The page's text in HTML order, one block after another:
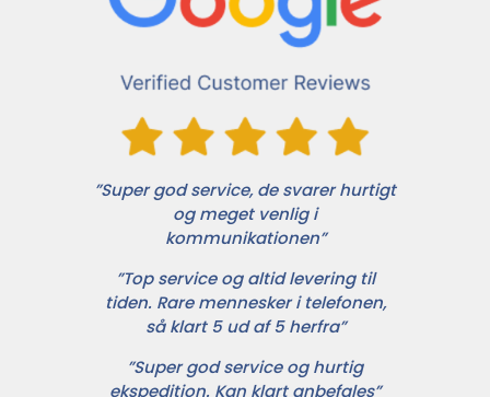
”Super god service, de svarer hurtigt
og meget venlig i
kommunikationen”
”Top service og altid levering til
tiden. Rare mennesker i telefonen,
så klart 5 ud af 5 herfra”
”Super god service og hurtig
ekspedition. Kan klart anbefales”